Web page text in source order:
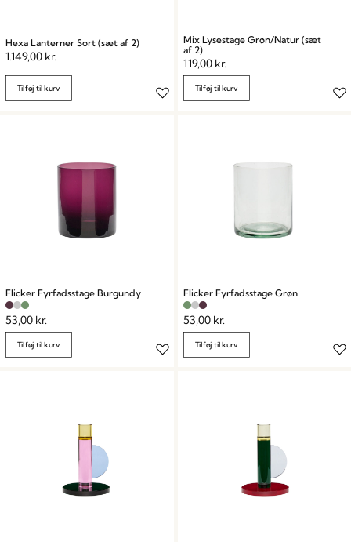
Hexa Lanterner Sort (sæt af 2)
1.149,00 kr.
Tilføj til kurv
Mix Lysestage Grøn/Natur (sæt
af 2)
119,00 kr.
Tilføj til kurv
Flicker Fyrfadsstage Burgundy
53,00 kr.
Tilføj til kurv
Flicker Fyrfadsstage Grøn
53,00 kr.
Tilføj til kurv